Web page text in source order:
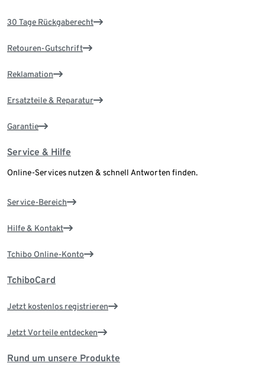
30 Tage Rückgaberecht
Retouren-Gutschrift
Reklamation
Ersatzteile & Reparatur
Garantie
Service & Hilfe
Online-Services nutzen & schnell Antworten finden.
Service-Bereich
Hilfe & Kontakt
Tchibo Online-Konto
TchiboCard
Jetzt kostenlos registrieren
Jetzt Vorteile entdecken
Rund um unsere Produkte